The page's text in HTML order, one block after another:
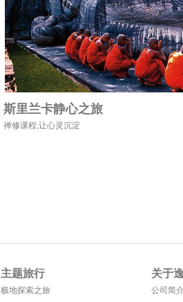
斯里兰卡静心之旅
禅修课程,让心灵沉淀
主题旅行
极地探索之旅
关于
公司简